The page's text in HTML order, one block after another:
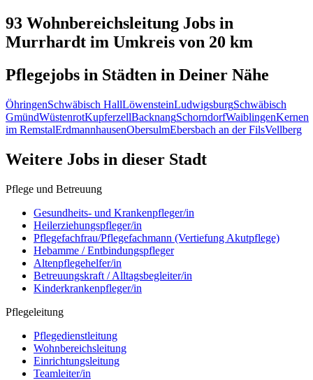
93 Wohnbereichsleitung Jobs in
Murrhardt im Umkreis von 20 km
Pflegejobs in Städten in Deiner Nähe
ÖhringenSchwäbisch HallLöwensteinLudwigsburgSchwäbisch
GmündWüstenrotKupferzellBacknangSchorndorfWaiblingenKernen
im RemstalErdmannhausenObersulmEbersbach an der FilsVellberg
Weitere Jobs in dieser Stadt
Pflege und Betreuung
Gesundheits- und Krankenpfleger/in
Heilerziehungspfleger/in
Pflegefachfrau/Pflegefachmann (Vertiefung Akutpflege)
Hebamme / Entbindungspfleger
Altenpflegehelfer/in
Betreuungskraft / Alltagsbegleiter/in
Kinderkrankenpfleger/in
Pflegeleitung
Pflegedienstleitung
Wohnbereichsleitung
Einrichtungsleitung
Teamleiter/in